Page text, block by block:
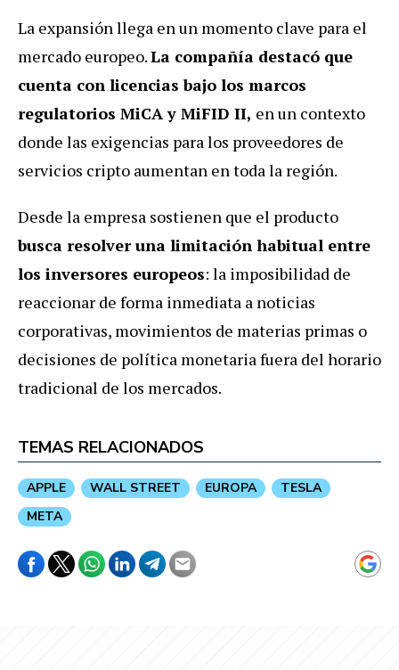
La expansión llega en un momento clave para el
mercado europeo.La compañía destacó que
cuenta con licencias bajo los marcos
regulatorios MiCA y MiFID II, en un contexto
donde las exigencias para los proveedores de
servicios cripto aumentan en toda la región.
Desde la empresa sostienen que el producto
busca resolver una limitación habitual entre
los inversores europeos: la imposibilidad de
reaccionar de forma inmediata a noticias
corporativas, movimientos de materias primas o
decisiones de política monetaria fuera del horario
tradicional de los mercados.
TEMAS RELACIONADOS
APPLE WALL STREET EUROPA
TESLA
META